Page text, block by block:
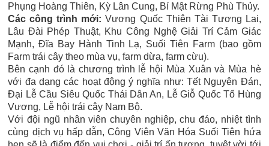
Phụng Hoàng Thiên, Kỳ Lân Cung, Bí Mật Rừng Phù Thủy.
Các công trình mới: Vương Quốc Thiên Tài Tương Lai,
Lâu Đài Phép Thuật, Khu Công Nghệ Giải Trí Cảm Giác
Mạnh, Đĩa Bay Hành Tinh Lạ, Suối Tiên Farm (bao gồm
Farm trái cây theo mùa vụ, farm dừa, farm cừu).
Bên cạnh đó là chương trình lễ hội Mùa Xuân và Mùa hè
với đa dạng các hoạt động ý nghĩa như: Tết Nguyên Đán,
Đại Lễ Cầu Siêu Quốc Thái Dân An, Lễ Giỗ Quốc Tổ Hùng
Vương, Lễ hội trái cây Nam Bộ.
Với đội ngũ nhân viên chuyên nghiệp, chu đáo, nhiệt tình
cùng dịch vụ hấp dẫn, Công Viên Văn Hóa Suối Tiên hứa